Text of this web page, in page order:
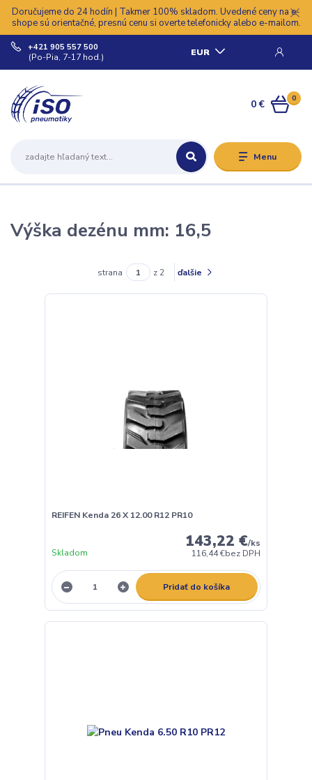
Doručujeme do 24 hodín | Takmer 100% skladom. Uvedené ceny na e-
shope sú orientačné, presnú cenu si overte telefonicky alebo e-mailom.
Menu
EUR
+421 905 557 500
(Po-Pia, 7-17 hod.)
0
0 €
Výška dezénu mm: 16,5
strana z 2 ďalšie
REIFEN Kenda 26 X 12.00 R12 PR10
143,22 €/ks
116,44 €bez DPH
Skladom
Pridať do košíka